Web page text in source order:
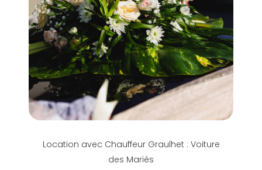
Location avec Chauffeur Graulhet : Voiture
des Mariés